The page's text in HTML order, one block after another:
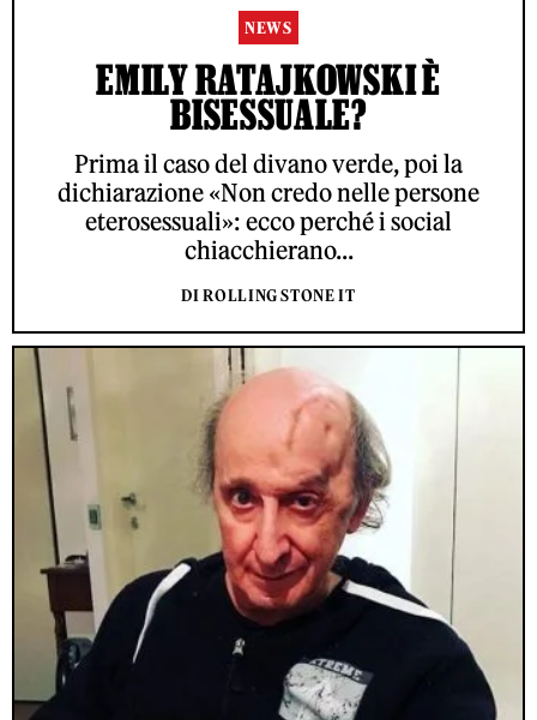
NEWS
EMILY RATAJKOWSKI È
BISESSUALE?
Prima il caso del divano verde, poi la
dichiarazione «Non credo nelle persone
eterosessuali»: ecco perché i social
chiacchierano...
DI ROLLING STONE IT